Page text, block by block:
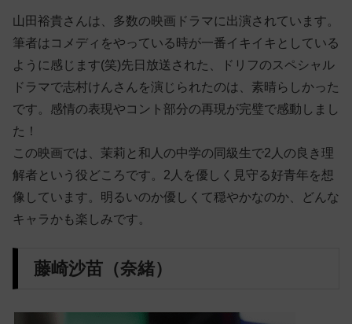
山田裕貴さんは、多数の映画ドラマに出演されています。
筆者はコメディをやっている時が一番イキイキとしている
ように感じます(笑)先日放送された、ドリフのスペシャル
ドラマで志村けんさんを演じられたのは、素晴らしかった
です。感情の表現やコント部分の再現が完璧で感動しまし
た！
この映画では、茉莉と和人の中学の同級生で2人の良き理
解者という役どころです。2人を優しく見守る好青年を想
像しています。明るいのか優しくて穏やかなのか、どんな
キャラかも楽しみです。
藤崎沙苗（奈緒）